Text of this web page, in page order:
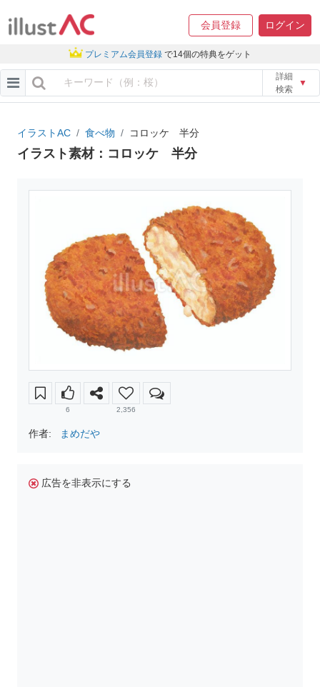
会員登録 ログイン
プレミアム会員登録 で14個の特典をゲット
詳細
検索
▼
イラストAC 食べ物 コロッケ 半分
イラスト素材：コロッケ 半分
6 2,356
作者: まめだや
広告を非表示にする